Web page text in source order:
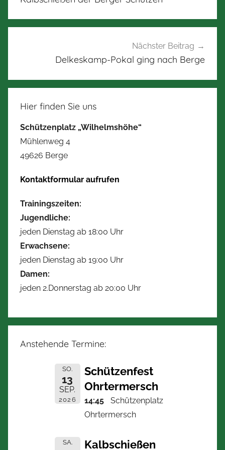
Nächster Beitrag
Delkeskamp-Pokal ging nach Berge
Hier finden Sie uns
Schützenplatz „Wilhelmshöhe“
Mühlenweg 4
49626 Berge
Kontaktformular aufrufen
Trainingszeiten:
Jugendliche:
jeden Dienstag ab 18:00 Uhr
Erwachsene:
jeden Dienstag ab 19:00 Uhr
Damen:
jeden 2.Donnerstag ab 20:00 Uhr
Anstehende Termine:
SO.
13
SEP.
2026
Schützenfest
Ohrtermersch
14:45
Schützenplatz
Ohrtermersch
SA. Kalbschießen